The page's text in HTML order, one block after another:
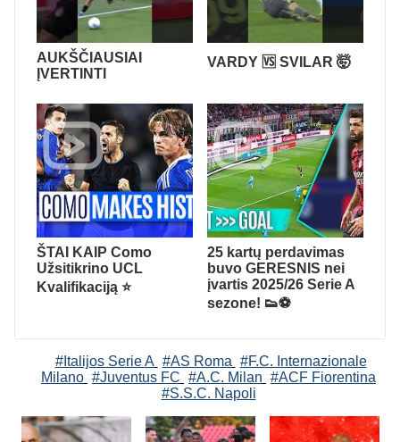
AUKŠČIAUSIAI
ĮVERTINTI
VARDY 🆚 SVILAR 🤯
ŠTAI KAIP Como
Užsitikrino UCL
Kvalifikaciją ⭐
25 kartų perdavimas
buvo GERESNIS nei
įvartis 2025/26 Serie A
sezone! 👟⚽
#Italijos Serie A #AS Roma #F.C. Internazionale
Milano #Juventus FC #A.C. Milan #ACF Fiorentina
#S.S.C. Napoli